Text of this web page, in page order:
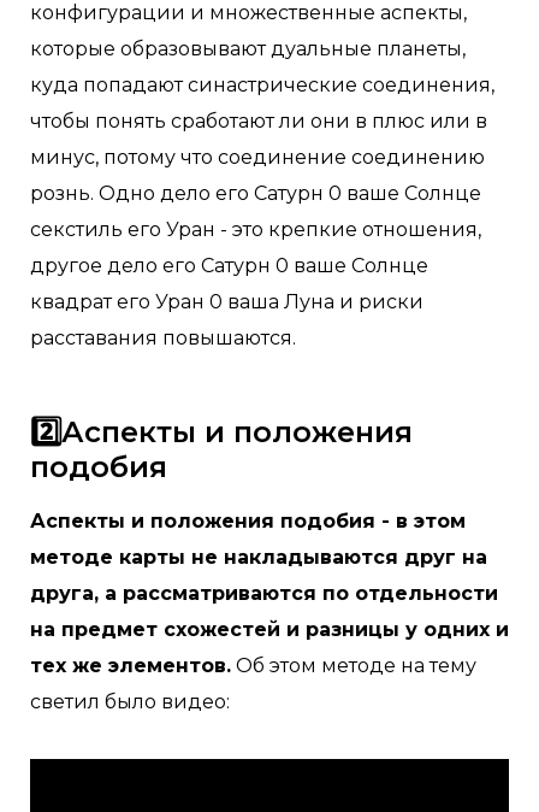
конфигурации и множественные аспекты,
которые образовывают дуальные планеты,
куда попадают синастрические соединения,
чтобы понять сработают ли они в плюс или в
минус, потому что соединение соединению
рознь. Одно дело его Сатурн 0 ваше Солнце
секстиль его Уран - это крепкие отношения,
другое дело его Сатурн 0 ваше Солнце
квадрат его Уран 0 ваша Луна и риски
расставания повышаются.
2️⃣Аспекты и положения
подобия
Аспекты и положения подобия - в этом
методе карты не накладываются друг на
друга, а рассматриваются по отдельности
на предмет схожестей и разницы у одних и
тех же элементов. Об этом методе на тему
светил было видео: